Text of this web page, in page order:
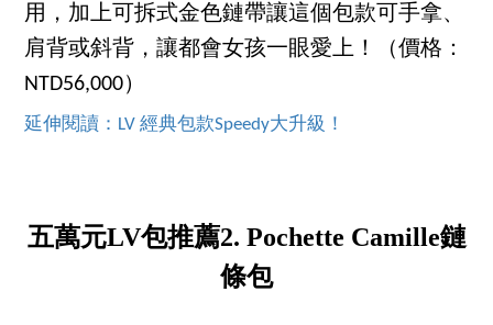
用，加上可拆式金色鏈帶讓這個包款可手拿、
肩背或斜背，讓都會女孩一眼愛上！（價格：
NTD56,000）
延伸閱讀：LV 經典包款Speedy大升級！
五萬元LV包推薦2. Pochette Camille鏈
條包